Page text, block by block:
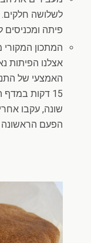
לשלושה
פיתה ומכניסים
אצלנו הפיתות
15 דקות
שונה, עקבו
הפעם הראשונה